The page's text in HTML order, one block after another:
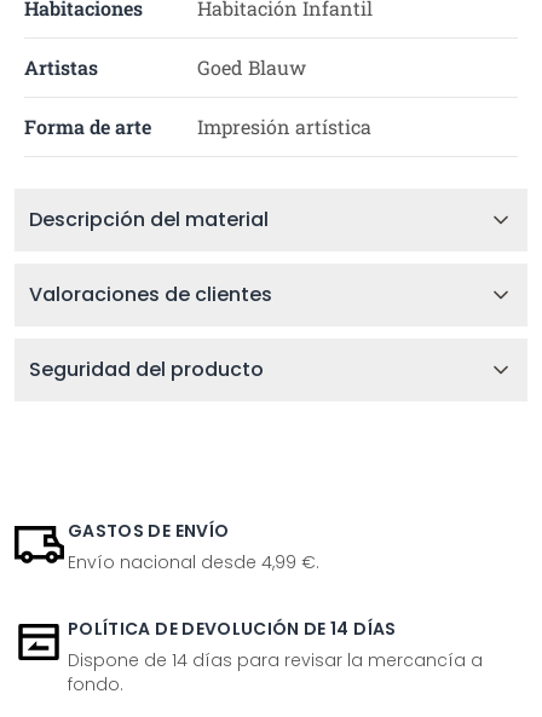
Habitaciones Habitación Infantil
Artistas Goed Blauw
Forma de arte Impresión artística
Descripción del material
Valoraciones de clientes
Seguridad del producto
GASTOS DE ENVÍO
Envío nacional desde 4,99 €.
POLÍTICA DE DEVOLUCIÓN DE 14 DÍAS
Dispone de 14 días para revisar la mercancía a
fondo.